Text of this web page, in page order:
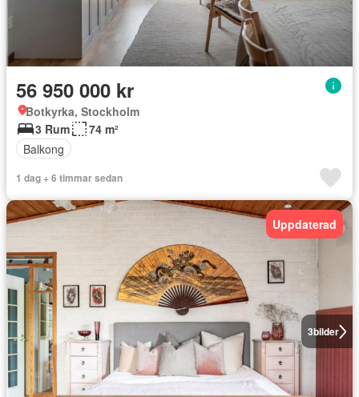
56 950 000 kr
Botkyrka, Stockholm
3 Rum
74 m²
Balkong
1 dag + 6 timmar sedan
3bilder
Uppdaterad